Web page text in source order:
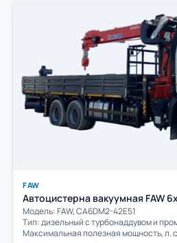
FAW
Автоцистерна вакуумная FAW
Модель: FAW, CA6DM2-42E51
Максимальная полезная мощность, л.